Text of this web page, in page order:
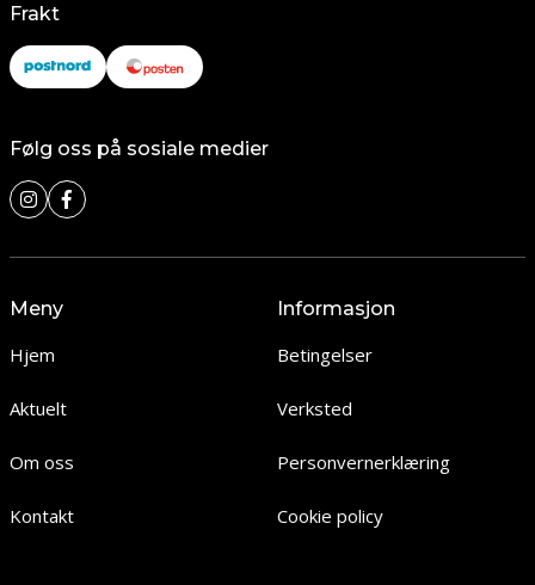
Frakt
Følg oss på sosiale medier
Meny
Hjem
Aktuelt
Om oss
Kontakt
Informasjon
Betingelser
Verksted
Personvernerklæring
Cookie policy